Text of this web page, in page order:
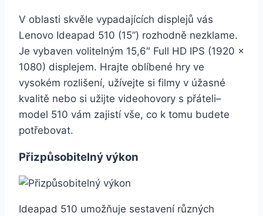
V oblasti skvěle vypadajících displejů vás
Lenovo Ideapad 510 (15”) rozhodně nezklame.
Je vybaven volitelným 15,6″ Full HD IPS (1920 ×
1080) displejem. Hrajte oblíbené hry ve
vysokém rozlišení, užívejte si filmy v úžasné
kvalitě nebo si užijte videohovory s přáteli–
model 510 vám zajistí vše, co k tomu budete
potřebovat.
Přizpůsobitelný výkon
Ideapad 510 umožňuje sestavení různých